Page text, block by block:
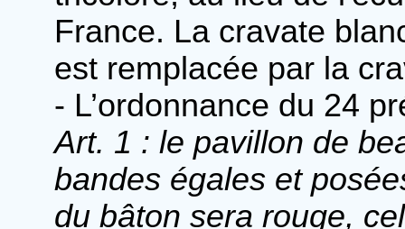
France. La cravate
est remplacée par la
- L’ordonnance du 24
Art. 1 : le pavillon de
bandes égales et
du bâton sera rouge,